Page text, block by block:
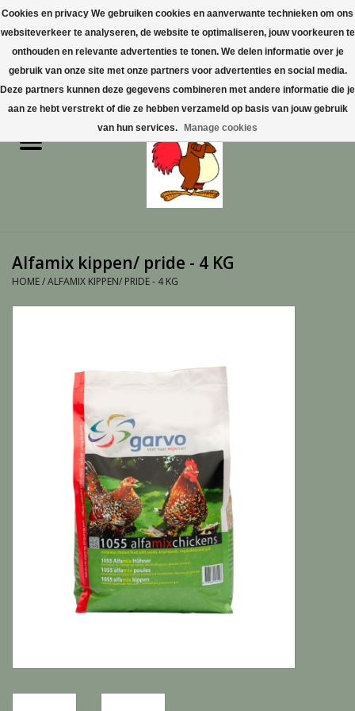
0 Artikelen - €0,00
Home
Vogelproducten aanschaffen
in Limburg
Knaagdieren
Diversen producten
Tuin Benodigdheden
Alfamix kippen/ pride - 4 KG
HOME/ALFAMIX KIPPEN/ PRIDE - 4 KG
Cookies en privacy We gebruiken cookies en aanverwante technieken om ons
websiteverkeer te analyseren, de website te optimaliseren, jouw voorkeuren te
onthouden en relevante advertenties te tonen. We delen informatie over je
gebruik van onze site met onze partners voor advertenties en social media.
Deze partners kunnen deze gegevens combineren met andere informatie die je
aan ze hebt verstrekt of die ze hebben verzameld op basis van jouw gebruik
van hun services.
Manage cookies